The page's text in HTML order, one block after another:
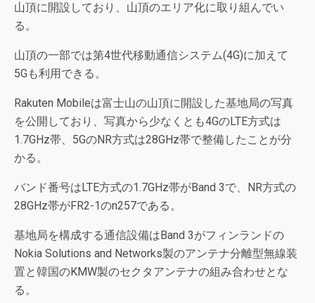
山頂に開設しており、山頂のエリア化に取り組んでい
る。
山頂の一部では第4世代移動通信システム(4G)に加えて
5Gも利用できる。
Rakuten Mobileは富士山の山頂に開設した基地局の写真
を公開しており、写真から少なくとも4GのLTE方式は
1.7GHz帯、5GのNR方式は28GHz帯で整備したことが分
かる。
バンド番号はLTE方式の1.7GHz帯がBand 3で、NR方式の
28GHz帯がFR2-1のn257である。
基地局を構成する通信設備はBand 3がフィンランドの
Nokia Solutions and Networks製のアンテナ分離型無線装
置と韓国のKMW製のセクタアンテナの組み合わせとな
る。